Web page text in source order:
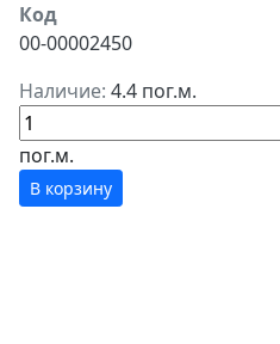
Код
00-00002450
Наличие: 4.4 пог.м.
пог.м.
В корзину